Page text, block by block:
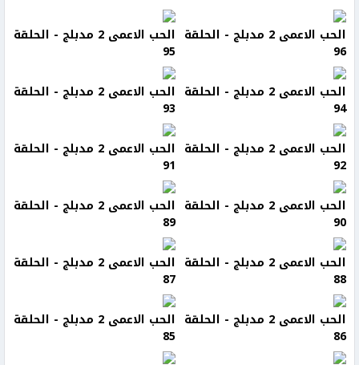
الحب الاعمى 2 مدبلج - الحلقة
96
الحب الاعمى 2 مدبلج - الحلقة
95
الحب الاعمى 2 مدبلج - الحلقة
94
الحب الاعمى 2 مدبلج - الحلقة
93
الحب الاعمى 2 مدبلج - الحلقة
92
الحب الاعمى 2 مدبلج - الحلقة
91
الحب الاعمى 2 مدبلج - الحلقة
90
الحب الاعمى 2 مدبلج - الحلقة
89
الحب الاعمى 2 مدبلج - الحلقة
88
الحب الاعمى 2 مدبلج - الحلقة
87
الحب الاعمى 2 مدبلج - الحلقة
86
الحب الاعمى 2 مدبلج - الحلقة
85